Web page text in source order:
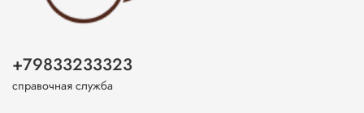
+79833233323
справочная служба